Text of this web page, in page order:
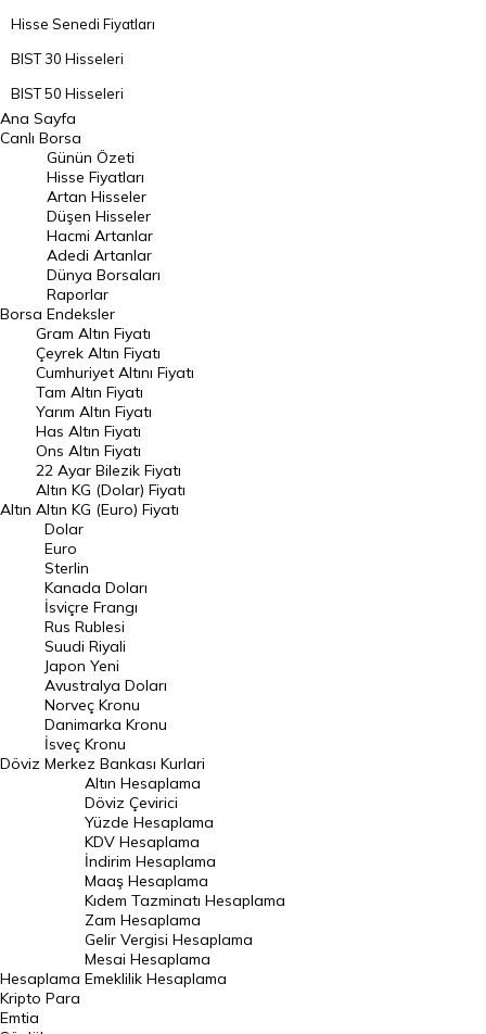
Hisse Senedi Fiyatları
BIST 30 Hisseleri
BIST 50 Hisseleri
BIST 100 Hisseleri
En Çok Artan Hisseler
En Çok Düşen Hisseler
Hacmi Artanlar
Geçmiş Kapanışlar
Dünya Borsaları
Raporlar
Endeksler
DÖVİZ
Döviz Kuru
Dolar Kuru
Euro Kuru
Pound Kuru
Frank Kuru
Riyal Kuru
Avustralya Doları
Danimarka Kronu Kuru
Kanada Doları Kuru
Norveç Kronu Kuru
İsveç Kronu Kuru
Japon Yeni Kuru
Serbest Piyasa Döviz Kurları
Merkez Bankası Döviz Kurları
Altın Fiyatları
Gram Altın Fiyatı
Ana Sayfa
Canlı Borsa
Borsa
Günün Özeti
Hisse Fiyatları
Artan Hisseler
Düşen Hisseler
Hacmi Artanlar
Adedi Artanlar
Dünya Borsaları
Raporlar
Endeksler
Altın
Gram Altın Fiyatı
Çeyrek Altın Fiyatı
Cumhuriyet Altını Fiyatı
Tam Altın Fiyatı
Yarım Altın Fiyatı
Has Altın Fiyatı
Ons Altın Fiyatı
22 Ayar Bilezik Fiyatı
Altın KG (Dolar) Fiyatı
Altın KG (Euro) Fiyatı
Döviz
Dolar
Euro
Sterlin
Kanada Doları
İsviçre Frangı
Rus Rublesi
Suudi Riyali
Japon Yeni
Avustralya Doları
Norveç Kronu
Danimarka Kronu
İsveç Kronu
Merkez Bankası Kurlari
Hesaplama
Altın Hesaplama
Döviz Çevirici
Yüzde Hesaplama
KDV Hesaplama
İndirim Hesaplama
Maaş Hesaplama
Kıdem Tazminatı Hesaplama
Zam Hesaplama
Gelir Vergisi Hesaplama
Mesai Hesaplama
Emeklilik Hesaplama
Kripto Para
Emtia